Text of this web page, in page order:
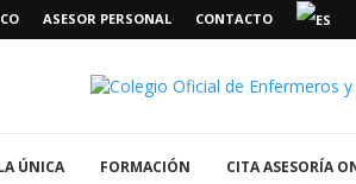
ASESOR PERSONAL CONTACTO
ÚNICA FORMACIÓN CITA ASESORÍA